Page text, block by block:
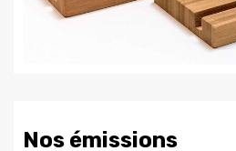
Nos émissions